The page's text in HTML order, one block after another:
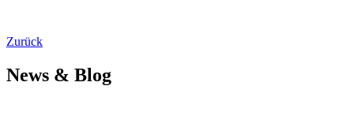
Zurück
News & Blog